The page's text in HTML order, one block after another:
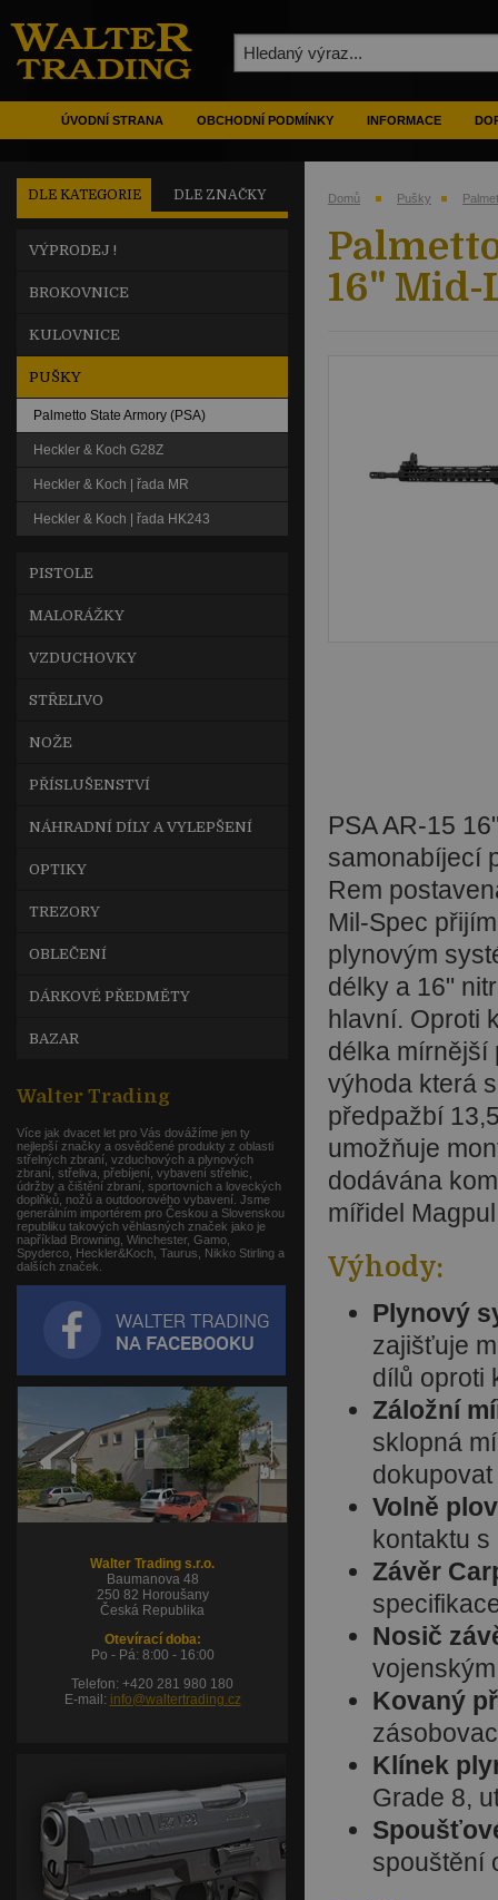
ÚVODNÍ STRANA OBCHODNÍ PODMÍNKY INFORMACE
Domů Pušky
16"
PSA AR-15
samonabíjecí
Rem
Mil-Spec
plynovým
délky a 16"
hlavní. Oproti
délka mírnější
výhoda která
předpažbí
umožňuje
dodávána
mířidel
Výhody:
Plynový
zajišťuje
dílů oproti
Záložní
sklopná
Volně
kontaktu
Závěr
Nosič
Kovaný
Klínek
Grade 8,
spouštění
DLE KATEGORIE DLE ZNAČKY
VÝPRODEJ !
BROKOVNICE
KULOVNICE
PUŠKY
Palmetto State Armory (PSA)
Heckler & Koch G28Z
Heckler & Koch | řada MR
Heckler & Koch | řada HK243
PISTOLE
MALORÁŽKY
VZDUCHOVKY
STŘELIVO
NOŽE
PŘÍSLUŠENSTVÍ
NÁHRADNÍ DÍLY A VYLEPŠENÍ
OPTIKY
TREZORY
OBLEČENÍ
DÁRKOVÉ PŘEDMĚTY
BAZAR
Walter Trading
Více jak dvacet let pro Vás dovážíme jen ty
nejlepší značky a osvědčené produkty z oblasti
střelných zbraní, vzduchových a plynových
zbraní, střeliva, přebíjení, vybavení střelnic,
údržby a čištění zbraní, sportovních a loveckých
doplňků, nožů a outdoorového vybavení. Jsme
generálním importérem pro Českou a Slovenskou
republiku takových věhlasných značek jako je
například Browning, Winchester, Gamo,
Spyderco, Heckler&Koch, Taurus, Nikko Stirling a
dalších značek.
Walter Trading s.r.o.
Baumanova 48
250 82 Horoušany
Česká Republika
Otevírací doba:
Po - Pá: 8:00 - 16:00
Telefon: +420 281 980 180
E-mail: info@waltertrading.cz